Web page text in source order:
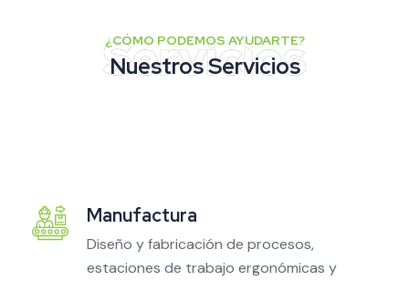
¿CÓMO PODEMOS AYUDARTE?
Nuestros Servicios
Manufactura
Diseño y fabricación de procesos,
estaciones de trabajo ergonómicas y